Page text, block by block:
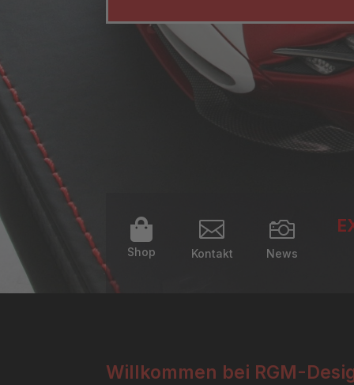

Shop

Kontakt

News
Willkommen bei RGM-